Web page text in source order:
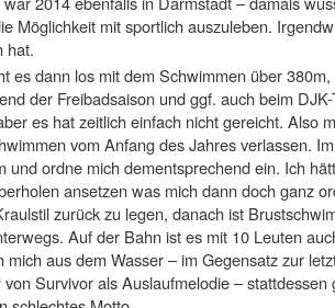
Möglichkeit mit sportlich auszuleben.
hat.
es dann los mit dem Schwimmen über
der Freibadsaison und ggf. auch beim
es hat zeitlich einfach nicht gereicht. Also
vom Anfang des Jahres verlassen.
und ordne mich dementsprechend ein. Ich
ansetzen was mich dann doch ganz
zurück zu legen, danach ist
Auf der Bahn ist es mit 10 Leuten
mich aus dem Wasser – im Gegensatz zur
von Survivor als Auslaufmelodie –